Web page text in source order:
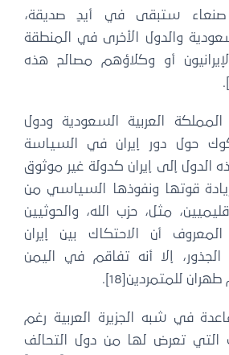
ستبقى في أيدٍ صديقة،
والدول الأخرى في المنطقة
أو وكلاؤهم مصالح هذه
العربية السعودية ودول
دور إيران في السياسة
إلى إيران كدولة غير موثوق
ونفوذها السياسي من
مثل، حزب الله، والحوثيين
أن الاحتكاك بين إيران
إلا أنه تفاقم في اليمن
شبه الجزيرة العربية رغم
تعرض لها من دول التحالف